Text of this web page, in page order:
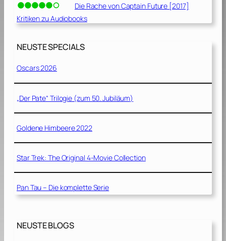
Die Rache von Captain Future [2017]
Kritiken zu Audiobooks
NEUSTE SPECIALS
Oscars 2026
„Der Pate“ Trilogie (zum 50. Jubiläum)
Goldene Himbeere 2022
Star Trek: The Original 4-Movie Collection
Pan Tau – Die komplette Serie
NEUSTE BLOGS